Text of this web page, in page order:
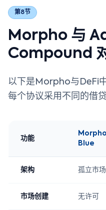
第8节
Morpho 与
Compound
以下是Morpho与DeFi
每个协议采用不同的借
功能
Morpho
Blue
架构 孤立市场
市场创建 无许可